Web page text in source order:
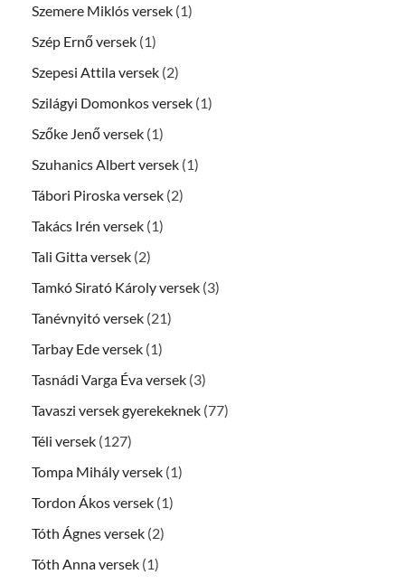
Szemere Miklós versek (1)
Szép Ernő versek (1)
Szepesi Attila versek (2)
Szilágyi Domonkos versek (1)
Szőke Jenő versek (1)
Szuhanics Albert versek (1)
Tábori Piroska versek (2)
Takács Irén versek (1)
Tali Gitta versek (2)
Tamkó Sirató Károly versek (3)
Tanévnyitó versek (21)
Tarbay Ede versek (1)
Tasnádi Varga Éva versek (3)
Tavaszi versek gyerekeknek (77)
Téli versek (127)
Tompa Mihály versek (1)
Tordon Ákos versek (1)
Tóth Ágnes versek (2)
Tóth Anna versek (1)